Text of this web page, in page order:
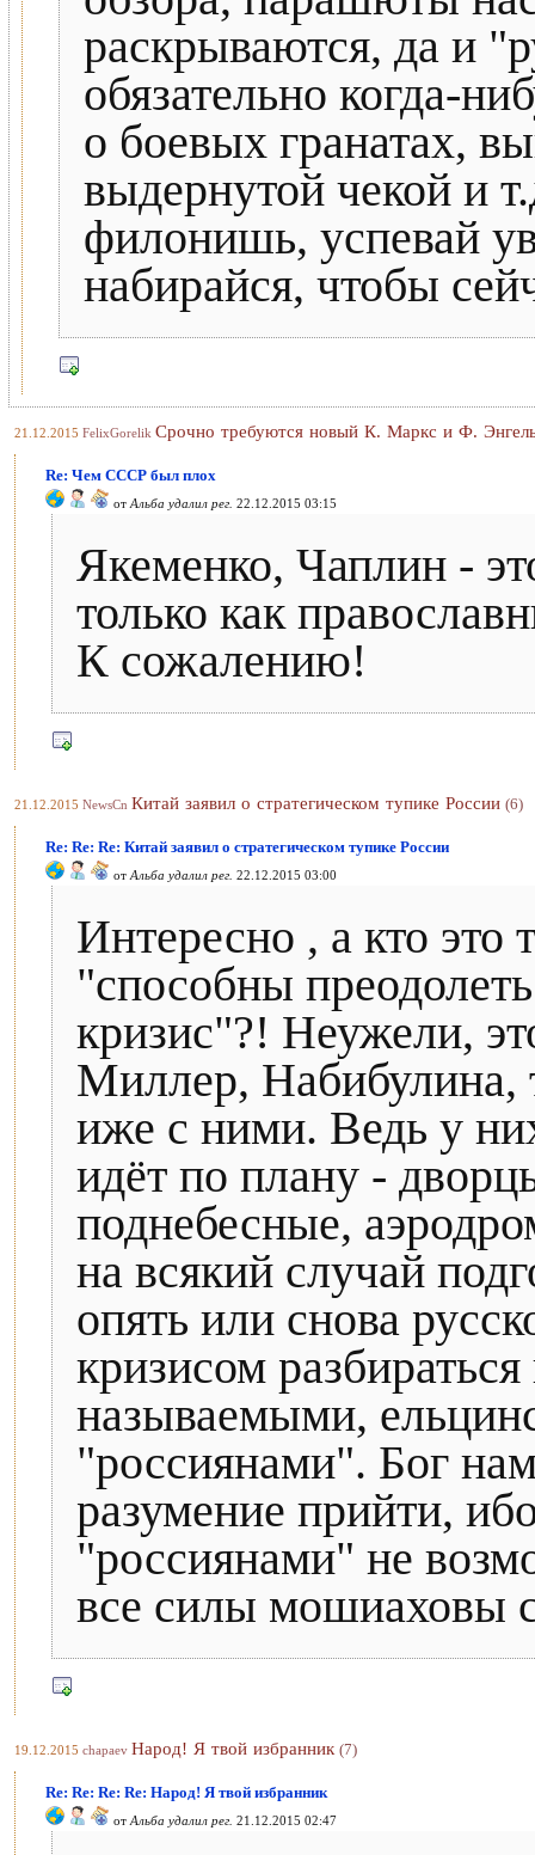
раскрываются, да и
обязательно когда-
о боевых гранатах,
выдернутой чекой и
филонишь, успевай
набирайся, чтобы
21.12.2015 FelixGorelik Срочно требуются новый К. Маркс и Ф.
Re: Чем СССР был плох
от Альба удалил рег. 22.12.2015 03:15
Якеменко, Чаплин -
только как
К сожалению!
21.12.2015 NewsCn Китай заявил о стратегическом тупике России (6)
Re: Re: Re: Китай заявил о стратегическом тупике России
от Альба удалил рег. 22.12.2015 03:00
Интересно , а кто это
"способны
кризис"?! Неужели,
Миллер, Набибулина,
иже с ними. Ведь у
идёт по плану -
поднебесные,
на всякий случай
опять или снова
кризисом
называемыми,
"россиянами". Бог
разумение прийти,
"россиянами" не
все силы мошиаховы
19.12.2015 chapaev Народ! Я твой избранник (7)
Re: Re: Re: Re: Народ! Я твой избранник
от Альба удалил рег. 21.12.2015 02:47